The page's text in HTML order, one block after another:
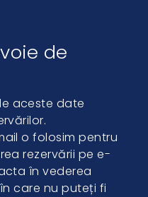
de
aceste date
o folosim pentru
rezervării pe e-
în vederea
care nu puteți fi